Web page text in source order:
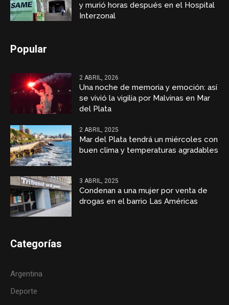
y murió horas después en el Hospital
Interzonal
Popular
2 ABRIL, 2026
Una noche de memoria y emoción: así
se vivió la vigilia por Malvinas en Mar
del Plata
2 ABRIL, 2025
Mar del Plata tendrá un miércoles con
buen clima y temperaturas agradables
3 ABRIL, 2025
Condenan a una mujer por venta de
drogas en el barrio Las Américas
Categorías
Argentina
Deporte